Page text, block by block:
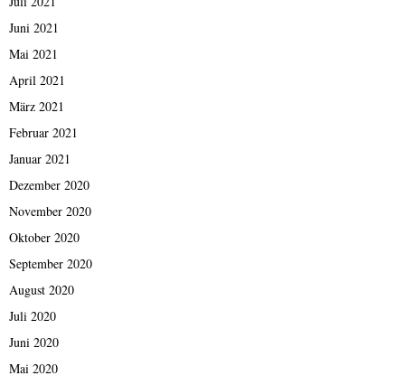
Juni 2021
Mai 2021
April 2021
März 2021
Februar 2021
Januar 2021
Dezember 2020
November 2020
Oktober 2020
September 2020
August 2020
Juli 2020
Juni 2020
Mai 2020